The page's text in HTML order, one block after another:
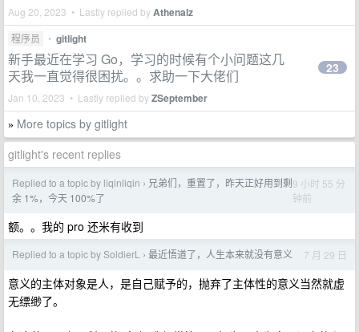
Aug 20, 2023 • Lastly replied byAthenalz
程序员 • gitlight
新手最近在学习 Go，学习的时候有个小问题这几
天我一直觉得很困扰。。求助一下大佬们
Jan 10, 2023 • Lastly replied byZSeptember
23
» More topics by gitlight
gitlight's recent replies
Replied to a topic by liqinliqin › 兄弟们，重置了，昨天正好用到剩
余 1%，今天 100%了
9 小时 55 分
钟前
额。。我的 pro 还米有收到
Replied to a topic by SoldierL › 最近悟道了，人生本来就没有意义 7 月 29 日
意义的主体对象是人，是自己赋予的，抛弃了主体性的意义当然就虚
无缥缈了。